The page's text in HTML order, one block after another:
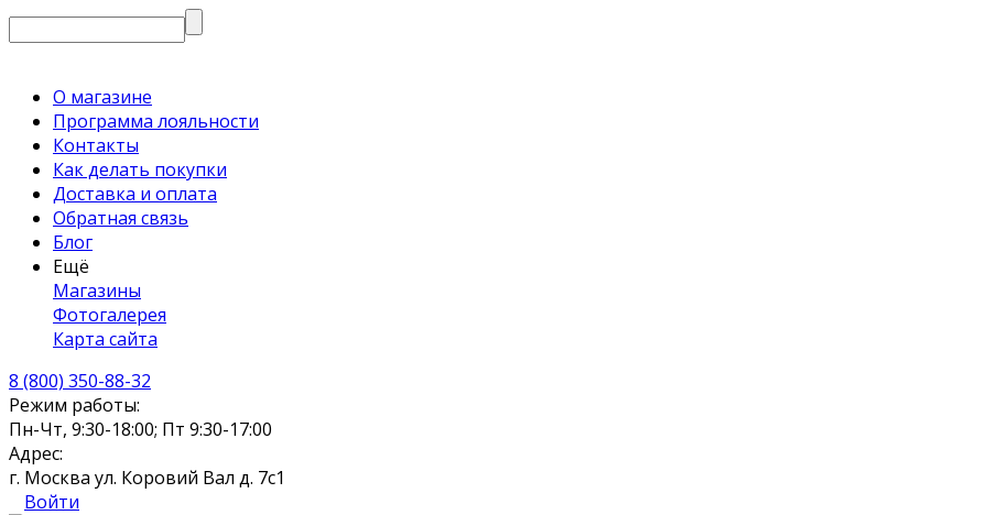
О магазине
Программа лояльности
Контакты
Как делать покупки
Доставка и оплата
Обратная связь
Блог
Ещё
Магазины
Фотогалерея
Карта сайта
8 (800) 350-88-32
Режим работы:
Пн-Чт, 9:30-18:00; Пт 9:30-17:00
Адрес:
г. Москва ул. Коровий Вал д. 7с1
Войти